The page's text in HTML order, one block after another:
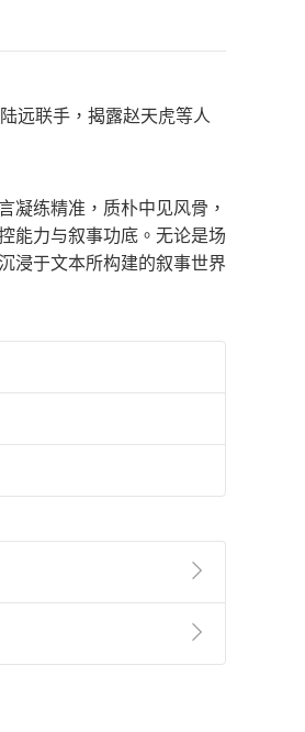
远联手，揭露赵天虎等人
凝练精准，质朴中见风骨，
能力与叙事功底。无论是场
浸于文本所构建的叙事世界
非以有形媒介提供之數位